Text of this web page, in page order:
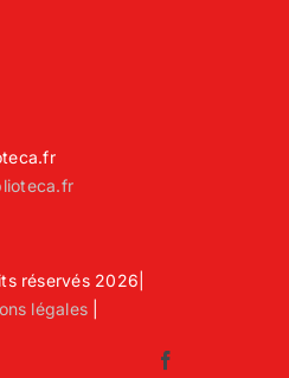
réservés 2026|
légales